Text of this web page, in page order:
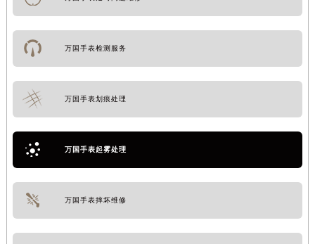
万国手表检测服务
万国手表划痕处理
万国手表起雾处理
万国手表摔坏维修